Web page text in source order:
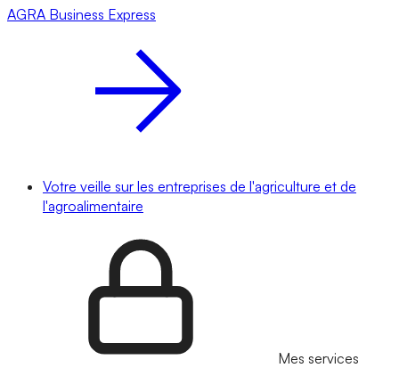
AGRA Business Express
Votre veille sur les entreprises de l'agriculture et de
l'agroalimentaire
Mes services